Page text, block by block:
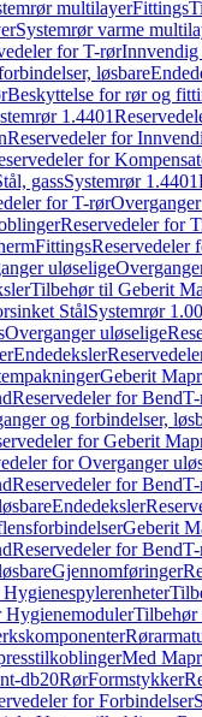
multilayerFittings
Systemrør varme
for T-rørInnvendig
løsbare
Beskyttelse for rør og
1.4401
Reservedeler for
for
gassSystemrør 1.4401
for T-rør
Reservedeler for
FittingsReservedeler
uløselige
Tilbehør til Geberit
StålSystemrør
Overganger uløselige
Endedeksler
Geberit
Reservedeler for Bend
og forbindelser,
for Geberit
for Overganger
Reservedeler for Bend
Endedeksler
Geberit
Reservedeler for Bend
Gjennomføringer
HygienemodulerTilbehør
Med
db20RørFormstykker
for Forbindelser